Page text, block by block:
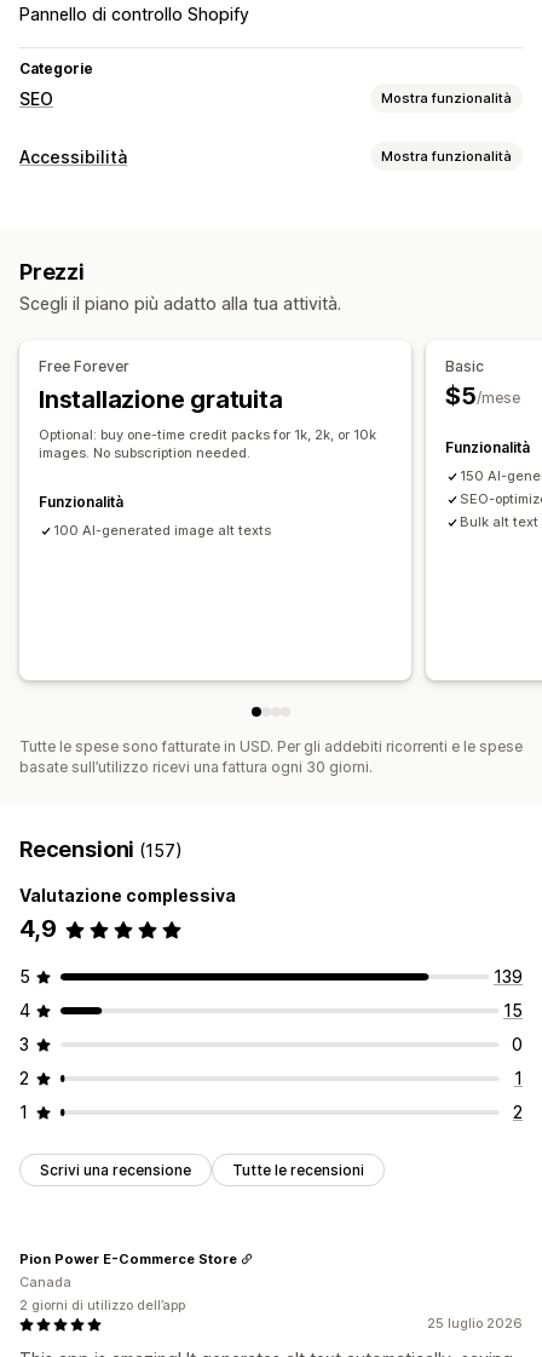
Pannello di controllo Shopify
Categorie
SEO Mostra funzionalità
Strumenti SEO
Ottimizzazione metadati
Insight e suggerimenti
Analisi delle parole chiave
Accessibilità Mostra funzionalità
Prezzi
Scegli il piano più adatto alla tua attività.
Free Forever
Installazione gratuita
Optional: buy one-time credit packs for 1k, 2k, or 10k
images. No subscription needed.
Funzionalità
100 AI-generated image alt texts
Basic
$5/mese
Funzionalità
150 AI-
SEO-
Bulk alt text
Tutte le spese sono fatturate in USD. Per gli addebiti ricorrenti e le spese
basate sull’utilizzo ricevi una fattura ogni 30 giorni.
Recensioni (157)
Valutazione complessiva
4,9
5
139
4
15
3
0
2
1
1
2
Scrivi una recensione Tutte le recensioni
25 luglio 2026
Pion Power E-Commerce Store
Canada
2 giorni di utilizzo dell’app